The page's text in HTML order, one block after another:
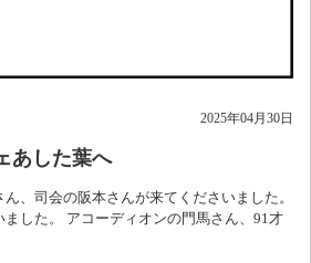
2025年04月30日
あした葉へ
、司会の阪本さんが来てくださいました。
した。 アコーディオンの門馬さん、91才